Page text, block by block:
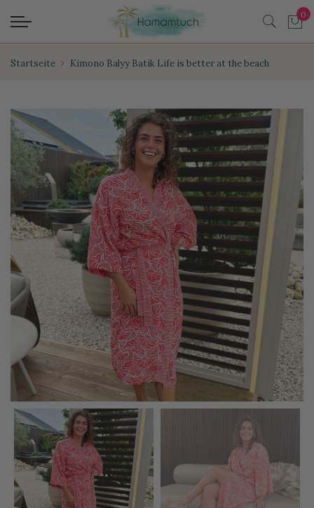
Startseite Kimono Balyy Batik Life is better at the beach